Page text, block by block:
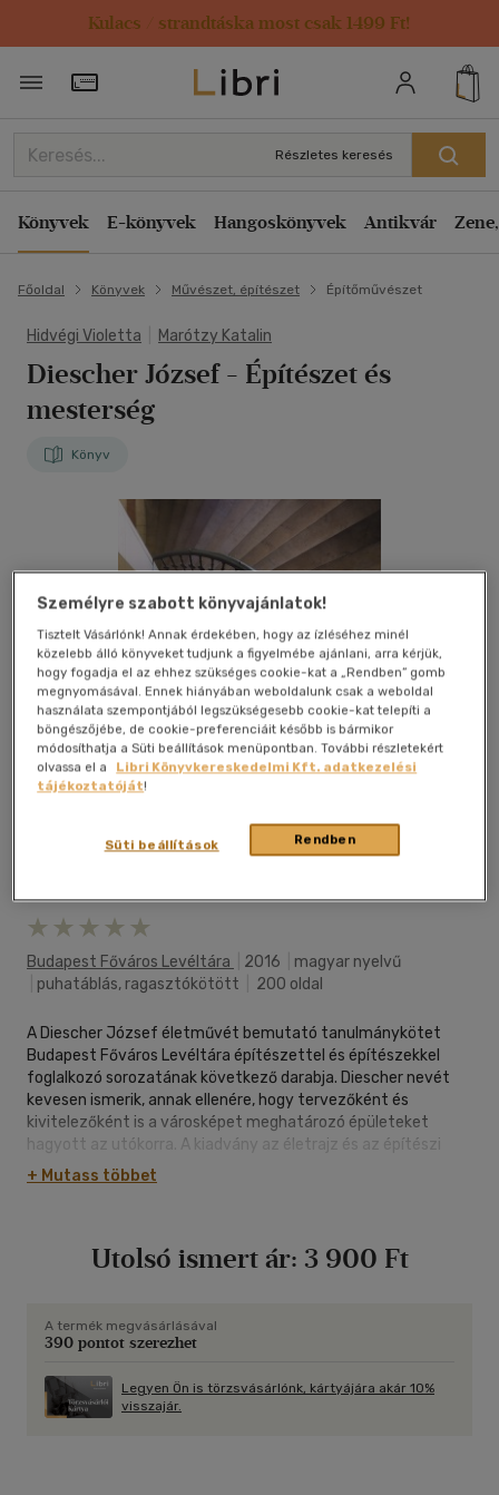
Kulacs / strandtáska most csak 1499 Ft!
Törzsvásárlói Kártya adatai
Részletes keresés
Könyvek E-könyvek Hangoskönyvek Antikvár
Főoldal Könyvek Művészet, építészet Építőművészet
Hidvégi Violetta Marótzy Katalin
Diescher József - Építészet és
mesterség
Könyv
Budapest Főváros Levéltára 2016
magyar nyelvű
puhatáblás, ragasztókötött 200 oldal
A Diescher József életművét bemutató tanulmánykötet
Budapest Főváros Levéltára építészettel és építészekkel
foglalkozó sorozatának következő darabja. Diescher nevét
kevesen ismerik, annak ellenére, hogy tervezőként és
kivitelezőként is a városképet meghatározó épületeket
hagyott az utókorra. A kiadvány az életrajz és az építészi
munkásság értékelése mellett e jelentős alkotásokat
mutatja be tervrajzokkal, kortárs és mai fényképekkel
+ Mutass többet
Utolsó ismert ár: 3 900 Ft
A termék megvásárlásával
390 pontot szerezhet
Legyen Ön is törzsvásárlónk, kártyájára akár 10%
visszajár.
Személyre szabott könyvajánlatok!
Tisztelt Vásárlónk! Annak érdekében, hogy az ízléséhez minél
közelebb álló könyveket tudjunk a figyelmébe ajánlani, arra kérjük,
hogy fogadja el az ehhez szükséges cookie-kat a „Rendben” gomb
megnyomásával. Ennek hiányában weboldalunk csak a weboldal
használata szempontjából legszükségesebb cookie-kat telepíti a
böngészőjébe, de cookie-preferenciáit később is bármikor
módosíthatja a Süti beállítások menüpontban. További részletekért
olvassa el a
Libri Könyvkereskedelmi Kft. adatkezelési
tájékoztatóját!
Rendben
Süti beállítások